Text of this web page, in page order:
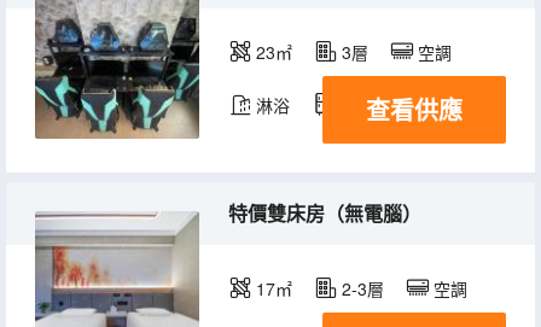
23㎡ 3層 空調
淋浴 冰箱查看供應
特價雙床房（無電腦）
17㎡ 2-3層 空調